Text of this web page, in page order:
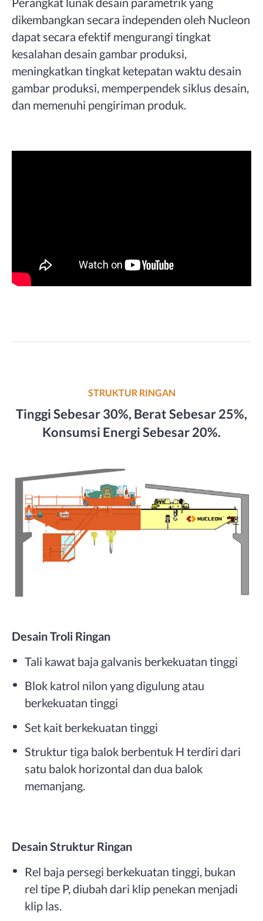
dikembangkan secara independen oleh Nucleon
dapat secara efektif mengurangi tingkat
kesalahan desain gambar produksi,
meningkatkan tingkat ketepatan waktu desain
gambar produksi, memperpendek siklus desain,
dan memenuhi pengiriman produk.
STRUKTUR RINGAN
Tinggi Sebesar 30%, Berat Sebesar 25%,
Konsumsi Energi Sebesar 20%.
Desain Troli Ringan
Tali kawat baja galvanis berkekuatan tinggi
Blok katrol nilon yang digulung atau
berkekuatan tinggi
Set kait berkekuatan tinggi
Struktur tiga balok berbentuk H terdiri dari
satu balok horizontal dan dua balok
memanjang.
Desain Struktur Ringan
Rel baja persegi berkekuatan tinggi, bukan
rel tipe P, diubah dari klip penekan menjadi
klip las.